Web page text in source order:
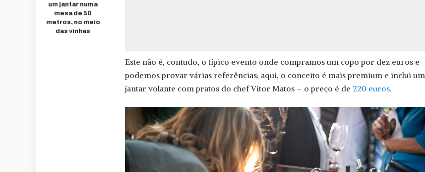
um jantar numa
mesa de 50
metros, no meio
das vinhas
Este não é, contudo, o típico evento onde compramos um copo por dez euros e
podemos provar várias referências; aqui, o conceito é mais premium e inclui um
jantar volante com pratos do chef Vítor Matos – o preço é de 220 euros.